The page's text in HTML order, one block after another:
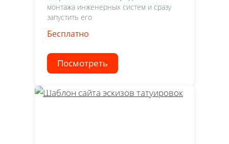
монтажа инженерных систем и сразу
запустить его
Бесплатно
Посмотреть